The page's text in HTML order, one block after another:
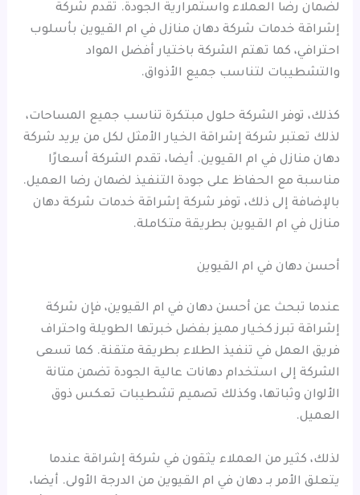
لضمان رضا العملاء واستمرارية الجودة. تقدم شركة
إشراقة خدمات شركة دهان منازل في ام القيوين بأسلوب
احترافي، كما تهتم الشركة باختيار أفضل المواد
والتشطيبات لتناسب جميع الأذواق.
كذلك، توفر الشركة حلول مبتكرة تناسب جميع المساحات،
لذلك تعتبر شركة إشراقة الخيار الأمثل لكل من يريد شركة
دهان منازل في ام القيوين. أيضا، تقدم الشركة أسعارًا
مناسبة مع الحفاظ على جودة التنفيذ لضمان رضا العميل.
بالإضافة إلى ذلك، توفر شركة إشراقة خدمات شركة دهان
منازل في ام القيوين بطريقة متكاملة.
أحسن دهان في ام القيوين
عندما تبحث عن أحسن دهان في ام القيوين، فإن شركة
إشراقة تبرز كخيار مميز بفضل خبرتها الطويلة واحتراف
فريق العمل في تنفيذ الطلاء بطريقة متقنة. كما تسعى
الشركة إلى استخدام دهانات عالية الجودة تضمن متانة
الألوان وثباتها، وكذلك تصميم تشطيبات تعكس ذوق
العميل.
لذلك، كثير من العملاء يثقون في شركة إشراقة عندما
يتعلق الأمر بـ دهان في ام القيوين من الدرجة الأولى. أيضا،